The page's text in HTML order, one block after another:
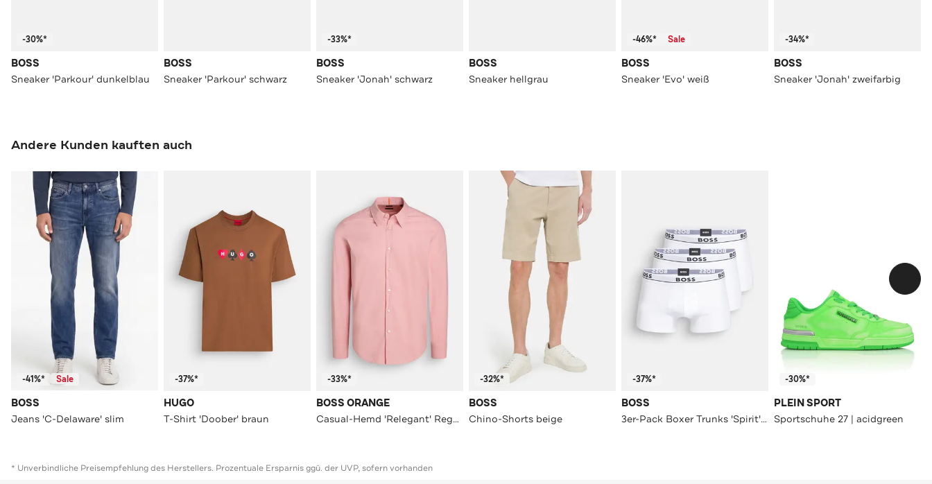
-30%*
BOSS
Sneaker 'Parkour' dunkelblau
BOSS
Sneaker 'Parkour' schwarz
-33%*
BOSS
Sneaker 'Jonah' schwarz
BOSS
Sneaker hellgrau
-46%* Sale
BOSS
Sneaker 'Evo' weiß
-34%*
BOSS
Sneaker 'Jonah' zweifarbig
Andere Kunden kauften auch
-41%* Sale
BOSS
Jeans 'C-Delaware' slim
-37%*
HUGO
T-Shirt 'Doober' braun
-33%*
BOSS ORANGE
Casual-Hemd 'Relegant' Regular Fit
-32%*
BOSS
Chino-Shorts beige
-37%*
BOSS
3er-Pack Boxer Trunks 'Spirit' weiß
-30%*
PLEIN SPORT
Sportschuhe 27 | acidgreen
* Unverbindliche Preisempfehlung des Herstellers. Prozentuale Ersparnis ggü. der UVP, sofern vorhanden